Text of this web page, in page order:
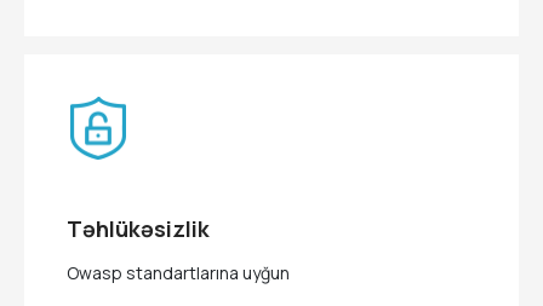
Təhlükəsizlik
Owasp standartlarına uyğun